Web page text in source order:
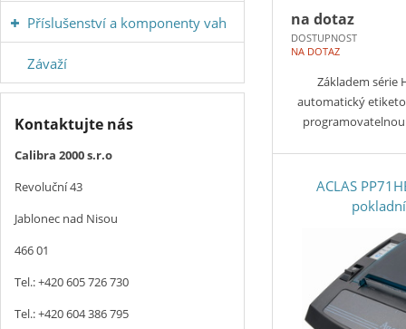
na dotaz
DOSTUPNOST
NA DOTAZ
Základem série
automatický
ACLAS
Příslušenství a komponenty vah
Závaží
Kontaktujte nás
Calibra 2000 s.r.o
Revoluční 43
Jablonec nad Nisou
466 01
Tel.: +420 605 726 730
Tel.: +420 604 386 795